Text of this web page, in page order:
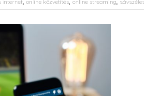
internet online közvetítés online streaming